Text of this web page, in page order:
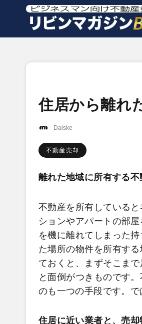
住居から離れ
Daiske
不動産売却
離れた地域に所有する
不動産を所有している
ションやアパートの部
を機に離れてしまった
た場所の物件を所有す
ておくと、まずそこま
と面倒がつきものです
のも一つの手段です。
住居に近い業者と、売